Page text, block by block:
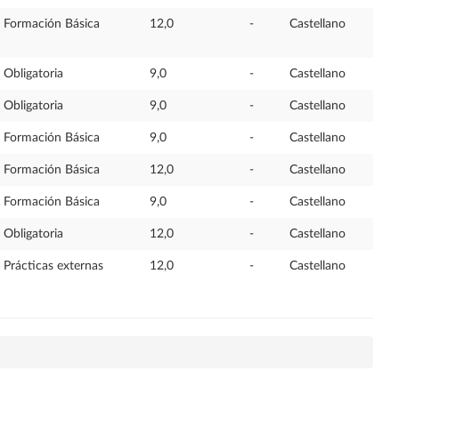
Formación Básica 12,0 - Castellano
Obligatoria 9,0 - Castellano
Obligatoria 9,0 - Castellano
Formación Básica 9,0 - Castellano
Formación Básica 12,0 - Castellano
Formación Básica 9,0 - Castellano
Obligatoria 12,0 - Castellano
Prácticas externas 12,0 - Castellano